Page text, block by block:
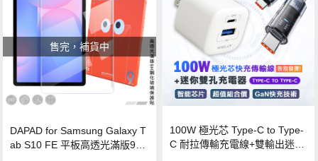
售完，補貨中
DAPAD for Samsung Galaxy T
ab S10 FE 平板高透光滿版9H
100W 極光芯 Type-C to Type-
C 耐拉傳輸充電線+雙輸出迷你